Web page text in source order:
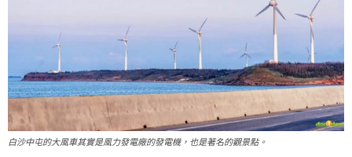
白沙中屯的大風車其實是風力發電廠的發電機，也是著名的觀景點。